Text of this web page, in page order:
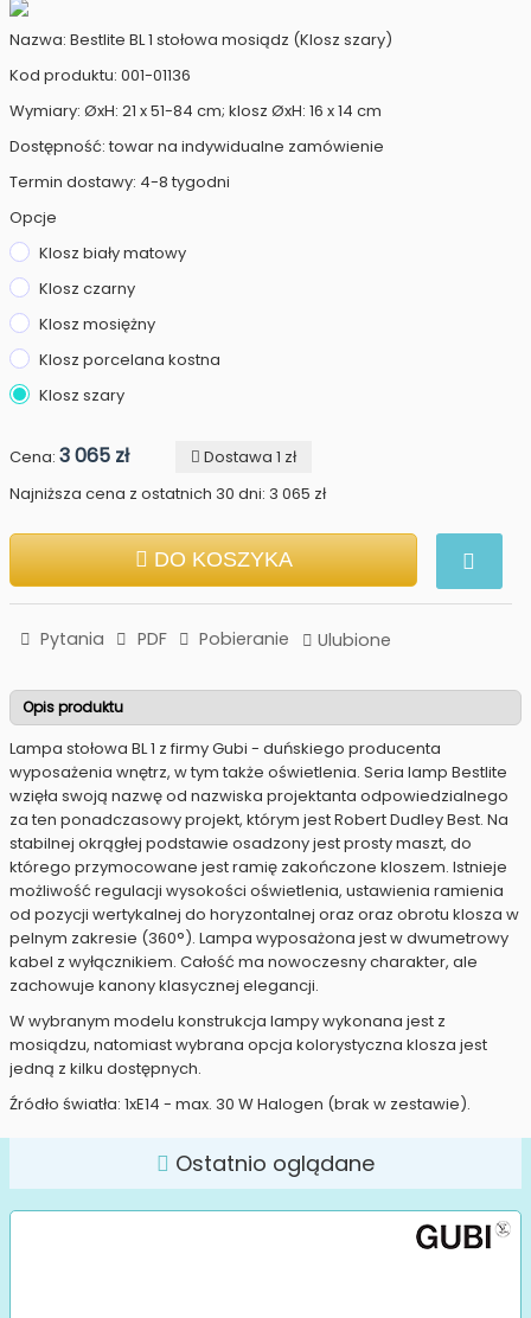
Nazwa: Bestlite BL 1 stołowa mosiądz (Klosz szary)
Kod produktu: 001-01136
Wymiary: ØxH: 21 x 51-84 cm; klosz ØxH: 16 x 14 cm
Dostępność: towar na indywidualne zamówienie
Termin dostawy: 4-8 tygodni
Opcje
Klosz biały matowy
Klosz czarny
Klosz mosiężny
Klosz porcelana kostna
Klosz szary
Cena: 3 065 zł
Dostawa 1 zł
Najniższa cena z ostatnich 30 dni: 3 065 zł
DO KOSZYKA
Pytania PDF Pobieranie Ulubione
Opis produktu
Lampa stołowa BL 1 z firmy Gubi - duńskiego producenta
wyposażenia wnętrz, w tym także oświetlenia. Seria lamp Bestlite
wzięła swoją nazwę od nazwiska projektanta odpowiedzialnego
za ten ponadczasowy projekt, którym jest Robert Dudley Best. Na
stabilnej okrągłej podstawie osadzony jest prosty maszt, do
którego przymocowane jest ramię zakończone kloszem. Istnieje
możliwość regulacji wysokości oświetlenia, ustawienia ramienia
od pozycji wertykalnej do horyzontalnej oraz oraz obrotu klosza w
pelnym zakresie (360°). Lampa wyposażona jest w dwumetrowy
kabel z wyłącznikiem. Całość ma nowoczesny charakter, ale
zachowuje kanony klasycznej elegancji.
W wybranym modelu konstrukcja lampy wykonana jest z
mosiądzu, natomiast wybrana opcja kolorystyczna klosza jest
jedną z kilku dostępnych.
Źródło światła: 1xE14 - max. 30 W Halogen (brak w zestawie).
Ostatnio oglądane